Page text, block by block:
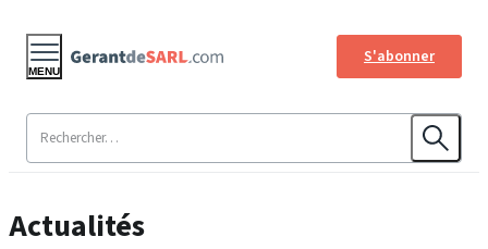
S'abonner
MENU
Actualités